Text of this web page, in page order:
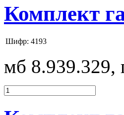
Комплект
Шифр: 4193
мб 8.939.329,